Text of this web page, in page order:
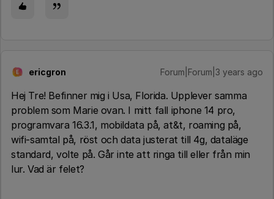
E ericgron Forum|Forum|3 years ago
Hej Tre! Befinner mig i Usa, Florida. Upplever samma
problem som Marie ovan. I mitt fall iphone 14 pro,
programvara 16.3.1, mobildata på, at&t, roaming på,
wifi-samtal på, röst och data justerat till 4g, dataläge
standard, volte på. Går inte att ringa till eller från min
lur. Vad är felet?